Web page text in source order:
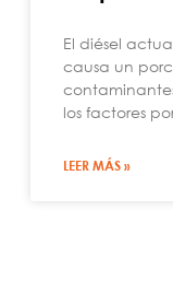
El diésel
causa un
los factores
LEER MÁS »